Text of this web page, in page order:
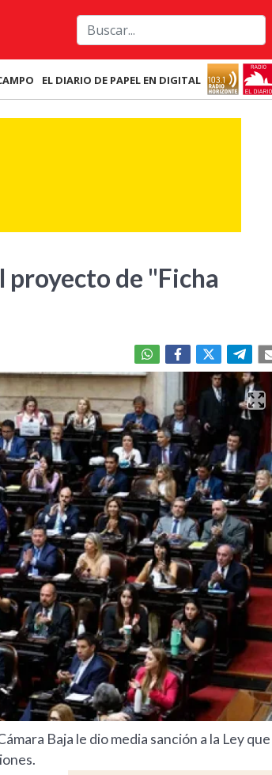
EL DIARIO DE PAPEL EN DIGITAL
proyecto de "Ficha
Baja le dio media sanción a la Ley que